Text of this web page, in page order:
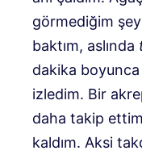
görmediğim
baktım, aslında
dakika
izledim. Bir
daha takip
kaldım. Aksi